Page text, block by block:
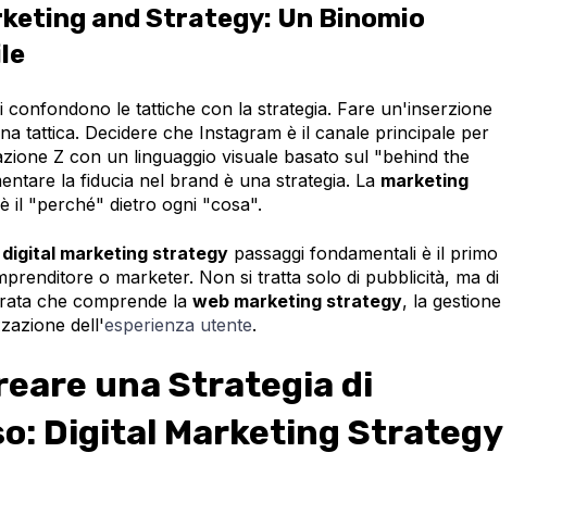
and Strategy: Un Binomio
confondono le tattiche con la strategia. Fare un'inserzione
tattica. Decidere che Instagram è il canale principale per
Z con un linguaggio visuale basato sul "behind the
la fiducia nel brand è una strategia. La marketing
è il "perché" dietro ogni "cosa".
marketing strategy passaggi fondamentali è il primo
o marketer. Non si tratta solo di pubblicità, ma di
che comprende la web marketing strategy, la gestione
dell'esperienza utente.
una Strategia di
Digital Marketing Strategy